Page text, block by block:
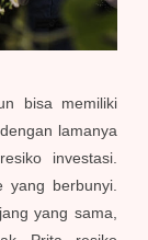
bisa memiliki
lamanya
investasi.
yang berbunyi.
yang sama,